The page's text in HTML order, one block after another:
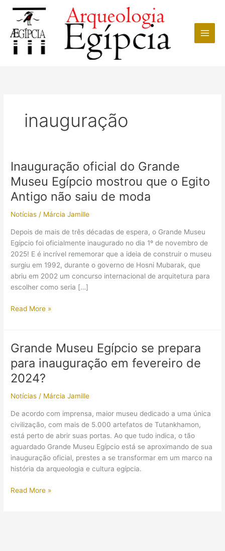
conteúdo
inauguração
Inauguração oficial do Grande
Museu Egípcio mostrou que o Egito
Antigo não saiu de moda
Notícias / Márcia Jamille
Depois de mais de três décadas de espera, o Grande Museu
Egípcio foi oficialmente inaugurado no dia 1º de novembro de
2025! E é incrível rememorar que a ideia de construir o museu
surgiu em 1992, durante o governo de Hosni Mubarak, que
abriu em 2002 um concurso internacional de arquitetura para
escolher como seria […]
Inauguração
Museu
Egípcio
mostrou
que
o
Antigo
não
saiu
de
moda
Read More »
Grande Museu Egípcio se prepara
para inauguração em fevereiro de
2024?
Notícias / Márcia Jamille
De acordo com imprensa, maior museu dedicado a uma única
civilização, com mais de 5.000 artefatos de Tutankhamon,
está perto de abrir suas portas. Ao que tudo indica, o tão
aguardado Grande Museu Egípcio está se aproximando de sua
inauguração oficial, prestes a se transformar em um marco na
história da arqueologia e cultura egípcia.
Grande
Read More »